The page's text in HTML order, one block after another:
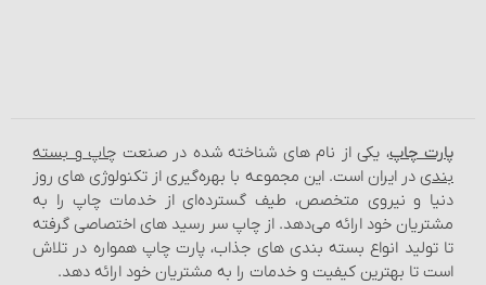
پارت چاپ، یکی از نام‌ های شناخته شده در صنعت چاپ و بسته‌
بندی در ایران است. این مجموعه با بهره‌گیری از تکنولوژی‌ های روز
دنیا و نیروی متخصص، طیف گسترده‌ای از خدمات چاپ را به
مشتریان خود ارائه می‌دهد. از چاپ سر رسید های اختصاصی گرفته
تا تولید انواع بسته‌ بندی‌ های جذاب، پارت چاپ همواره در تلاش
است تا بهترین کیفیت و خدمات را به مشتریان خود ارائه دهد.